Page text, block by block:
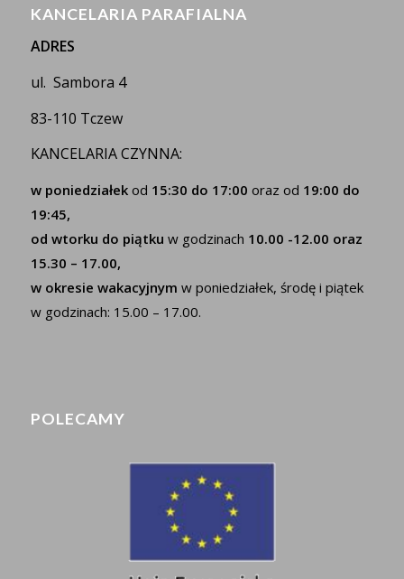
KANCELARIA PARAFIALNA
ADRES
ul. Sambora 4
83-110 Tczew
KANCELARIA CZYNNA:
w poniedziałekod 15:30 do 17:00 oraz od 19:00 do
19:45,
od wtorku do piątku w godzinach 10.00 -12.00 oraz
15.30 – 17.00,
w okresie wakacyjnym w poniedziałek, środę i piątek
w godzinach: 15.00 – 17.00.
POLECAMY